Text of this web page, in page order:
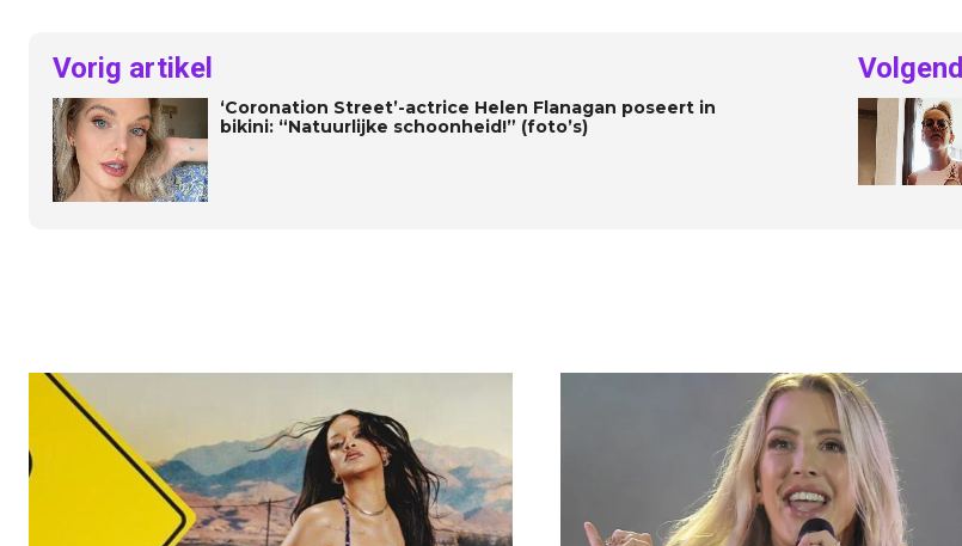
Vorig artikel
‘Coronation Street’-actrice Helen Flanagan poseert in
bikini: “Natuurlijke schoonheid!” (foto’s)